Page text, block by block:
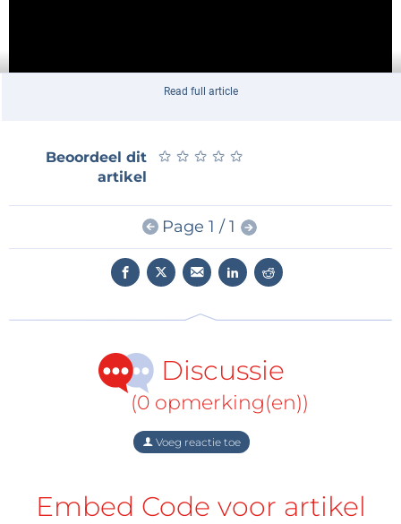
Read full article
Beoordeel dit
artikel
★ ★ ★ ★ ★
★ ★ ★ ★ ★
Page 1 / 1
Discussie
(0 opmerking(en))
Voeg reactie toe
Embed Code voor artikel